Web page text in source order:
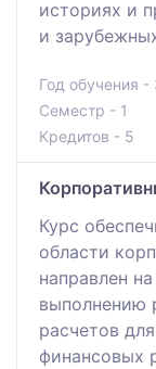
историях и
и
Год обучения -
Семестр - 1
Кредитов - 5
Курс
области
направлен
выполнению
расчетов
финансовых